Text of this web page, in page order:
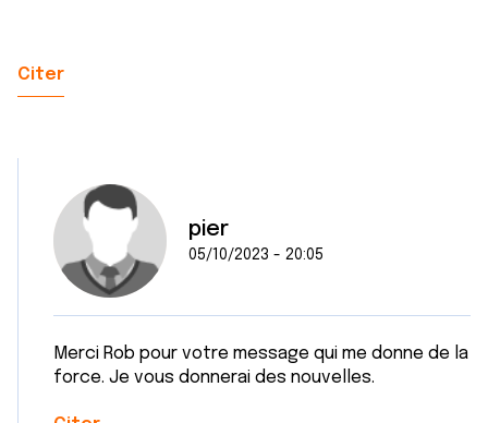
Citer
pier
05/10/2023 - 20:05
Merci Rob pour votre message qui me donne de la
force. Je vous donnerai des nouvelles.